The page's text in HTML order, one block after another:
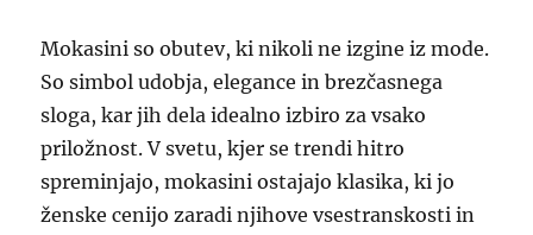
Mokasini so obutev, ki nikoli ne izgine iz mode.
So simbol udobja, elegance in brezčasnega
sloga, kar jih dela idealno izbiro za vsako
priložnost. V svetu, kjer se trendi hitro
spreminjajo, mokasini ostajajo klasika, ki jo
ženske cenijo zaradi njihove vsestranskosti in